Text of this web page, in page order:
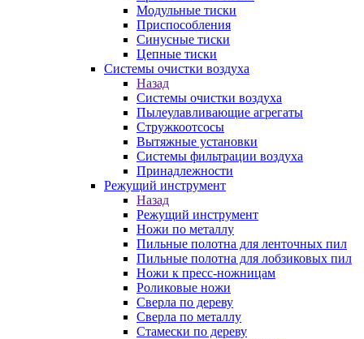
Модульные тиски
Приспособления
Синусные тиски
Цепные тиски
Системы очистки воздуха
Назад
Системы очистки воздуха
Пылеулавливающие агрегаты
Стружкоотсосы
Вытяжные установки
Системы фильтрации воздуха
Принадлежности
Режущий инструмент
Назад
Режущий инструмент
Ножи по металлу
Пильные полотна для ленточных пил
Пильные полотна для лобзиковых пил
Ножи к пресс-ножницам
Роликовые ножи
Сверла по дереву
Сверла по металлу
Стамески по дереву